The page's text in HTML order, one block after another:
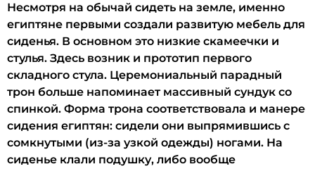
Несмотря на обычай сидеть на земле, именно
египтяне первыми создали развитую мебель для
сиденья. В основном это низкие скамеечки и
стулья. Здесь возник и прототип первого
складного стула. Церемониальный парадный
трон больше напоминает массивный сундук со
спинкой. Форма трона соответствовала и манере
сидения египтян: сидели они выпрямившись с
сомкнутыми (из-за узкой одежды) ногами. На
сиденье клали подушку, либо вообще